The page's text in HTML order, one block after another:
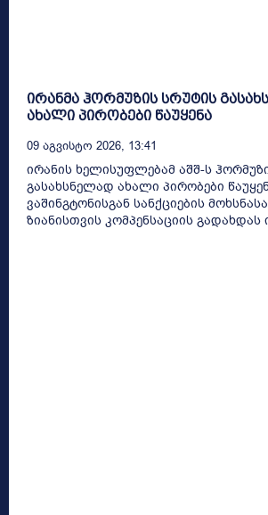
ირანმა ჰორმუზის სრუტის
ახალი პირობები წაუყენა
09 Აგვისტო 2026, 13:41
ირანის ხელისუფლებამ აშშ-ს
გასახსნელად ახალი პირობები
ვაშინგტონისგან სანქციების
ზიანისთვის კომპენსაციის გადახდას